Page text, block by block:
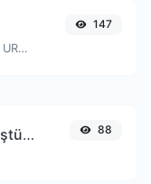
Encode any string input to URL format.
147
Sayıdan Yazıya Dönüştürücü 88